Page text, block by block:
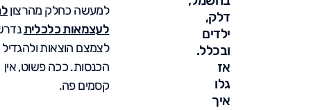
דלק,
ילדים
ובכלל.
אז
גלו
איך
למעשה כחלק מהרצון
לעצמאות כלכלית
לצמצם הוצאות ולהגדיל
הכנסות. ככה פשוט, אין
קסמים פה.